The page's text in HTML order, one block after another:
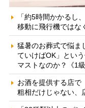
「約5時間かかるし
移動に飛行機ではな
猛暑のお葬式で悩ま
ていけばOK」とい
マストなのか？《1
お酒を提供する店
粗相だけじゃない、